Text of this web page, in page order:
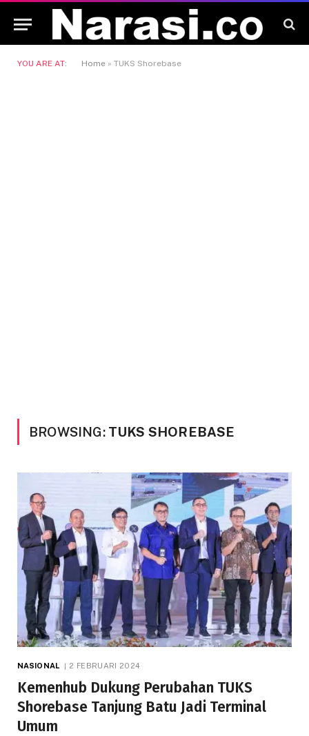
YOU ARE AT: Home » TUKS Shorebase
BROWSING: TUKS SHOREBASE
NASIONAL 2 FEBRUARI 2024
Kemenhub Dukung Perubahan TUKS
Shorebase Tanjung Batu Jadi Terminal
Umum